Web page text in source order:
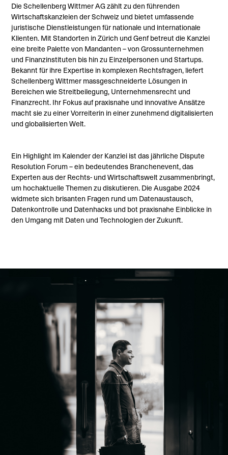
Die Schellenberg Wittmer AG zählt zu den führenden
Wirtschaftskanzleien der Schweiz und bietet umfassende
juristische Dienstleistungen für nationale und internationale
Klienten. Mit Standorten in Zürich und Genf betreut die Kanzlei
eine breite Palette von Mandanten – von Grossunternehmen
und Finanzinstituten bis hin zu Einzelpersonen und Startups.
Bekannt für ihre Expertise in komplexen Rechtsfragen, liefert
Schellenberg Wittmer massgeschneiderte Lösungen in
Bereichen wie Streitbeilegung, Unternehmensrecht und
Finanzrecht. Ihr Fokus auf praxisnahe und innovative Ansätze
macht sie zu einer Vorreiterin in einer zunehmend digitalisierten
und globalisierten Welt.
Ein Highlight im Kalender der Kanzlei ist das jährliche Dispute
Resolution Forum – ein bedeutendes Branchenevent, das
Experten aus der Rechts- und Wirtschaftswelt zusammenbringt,
um hochaktuelle Themen zu diskutieren. Die Ausgabe 2024
widmete sich brisanten Fragen rund um Datenaustausch,
Datenkontrolle und Datenhacks und bot praxisnahe Einblicke in
den Umgang mit Daten und Technologien der Zukunft.